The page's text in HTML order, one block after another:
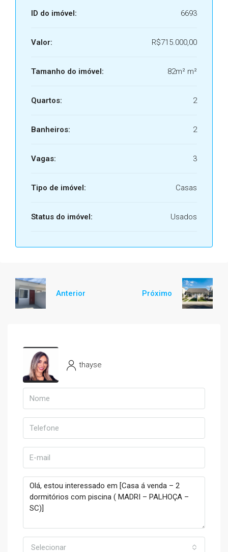
ID do imóvel: 6693
Valor: R$715.000,00
Tamanho do imóvel: 82m² m²
Quartos: 2
Banheiros: 2
Vagas: 3
Tipo de imóvel: Casas
Status do imóvel: Usados
Anterior Próximo
thayse
Selecionar